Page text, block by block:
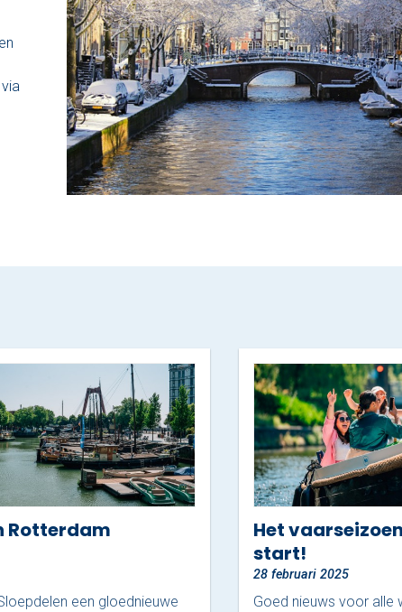
Rotterdam
een gloednieuwe
Het
start!
28 februari 2025
Goed nieuws voor alle